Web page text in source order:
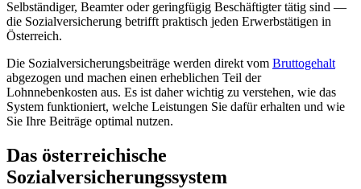
Selbständiger, Beamter oder geringfügig Beschäftigter tätig sind —
die Sozialversicherung betrifft praktisch jeden Erwerbstätigen in
Österreich.
Die Sozialversicherungsbeiträge werden direkt vom Bruttogehalt
abgezogen und machen einen erheblichen Teil der
Lohnnebenkosten aus. Es ist daher wichtig zu verstehen, wie das
System funktioniert, welche Leistungen Sie dafür erhalten und wie
Sie Ihre Beiträge optimal nutzen.
Das österreichische
Sozialversicherungssystem